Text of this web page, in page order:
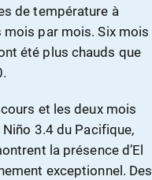
de température à
par mois. Six mois
été plus chauds que
et les deux mois
3.4 du Pacifique,
la présence d’El
exceptionnel. Des